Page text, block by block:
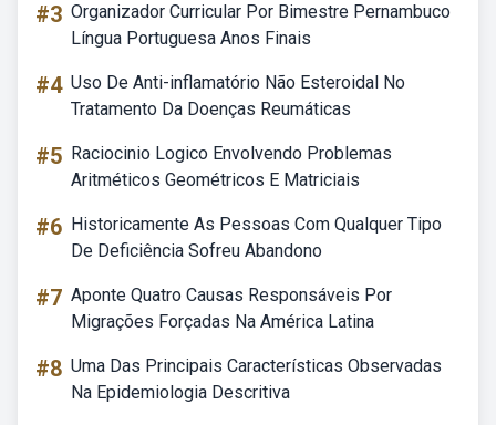
#3 Organizador Curricular Por Bimestre Pernambuco
Língua Portuguesa Anos Finais
#4 Uso De Anti-inflamatório Não Esteroidal No
Tratamento Da Doenças Reumáticas
#5 Raciocinio Logico Envolvendo Problemas
Aritméticos Geométricos E Matriciais
#6 Historicamente As Pessoas Com Qualquer Tipo
De Deficiência Sofreu Abandono
#7 Aponte Quatro Causas Responsáveis Por
Migrações Forçadas Na América Latina
#8 Uma Das Principais Características Observadas
Na Epidemiologia Descritiva